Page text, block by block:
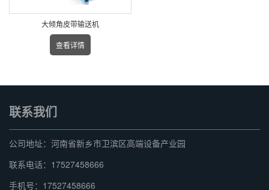
大倾角皮带输送机
查看详情
联系我们
公司地址：河南省新乡市卫滨区高端设备产业园
联系电话：17527458666
手机号：17527458666